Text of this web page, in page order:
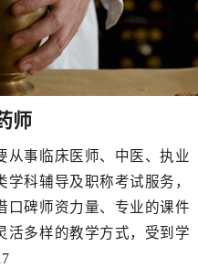
师
从事临床医师、中医、执业
科辅导及职称考试服务，
口碑师资力量、专业的课件
活多样的教学方式，受到学